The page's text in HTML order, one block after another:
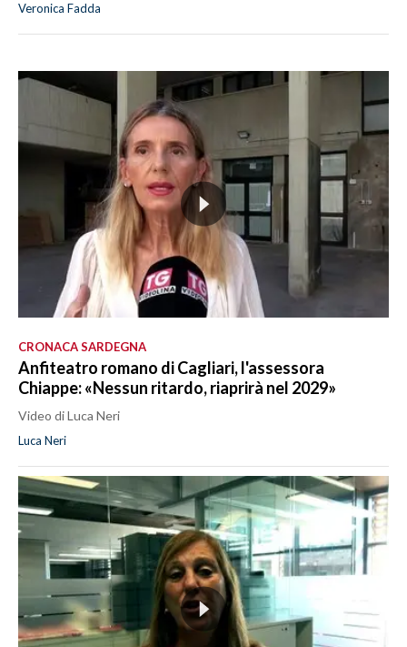
Veronica Fadda
CRONACA SARDEGNA
Anfiteatro romano di Cagliari, l'assessora
Chiappe: «Nessun ritardo, riaprirà nel 2029»
Video di Luca Neri
Luca Neri